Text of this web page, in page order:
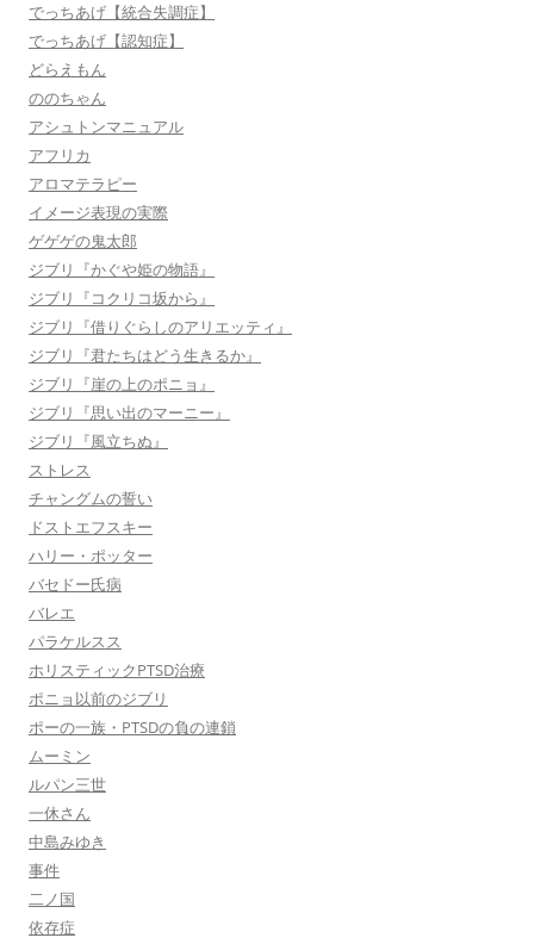
でっちあげ【統合失調症】
でっちあげ【認知症】
どらえもん
ののちゃん
アシュトンマニュアル
アフリカ
アロマテラピー
イメージ表現の実際
ゲゲゲの鬼太郎
ジブリ『かぐや姫の物語』
ジブリ『コクリコ坂から』
ジブリ『借りぐらしのアリエッティ』
ジブリ『君たちはどう生きるか』
ジブリ『崖の上のポニョ』
ジブリ『思い出のマーニー』
ジブリ『風立ちぬ』
ストレス
チャングムの誓い
ドストエフスキー
ハリー・ポッター
バセドー氏病
バレエ
パラケルスス
ホリスティックPTSD治療
ポニョ以前のジブリ
ポーの一族・PTSDの負の連鎖
ムーミン
ルパン三世
一休さん
中島みゆき
事件
二ノ国
依存症